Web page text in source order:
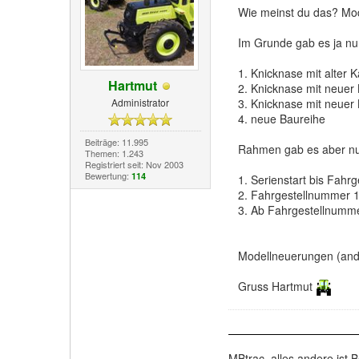
Hartmut
Administrator
Beiträge: 11.995
Themen: 1.243
Registriert seit: Nov 2003
Bewertung: 114
Wie meinst du das?
Im Grunde gab es ja
1. Knicknase mit alter
2. Knicknase mit
3. Knicknase mit
4. neue Baureihe
Rahmen gab es aber
1. Serienstart bis
2. Fahrgestellnummer
3. Ab
Modellneuerungen
Gruss Hartmut